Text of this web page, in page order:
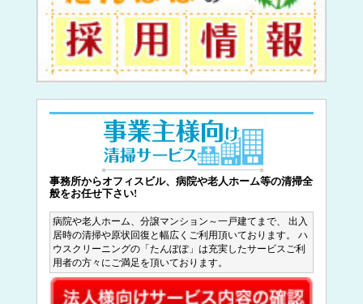
事務所からオフィスビル、病院や老人ホーム等の清掃全
般をお任せ下さい!
病院や老人ホーム、分譲マンション～一戸建てまで、 出入
居時の清掃や原状回復と幅広くご利用頂いております。 ハ
ウスクリーニングの「たんぽぽ」は充実したサービスご利
用者の方々にご満足を頂いております。